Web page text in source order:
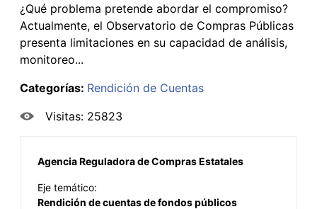
¿Qué problema pretende abordar el compromiso?
Actualmente, el Observatorio de Compras Públicas
presenta limitaciones en su capacidad de análisis,
monitoreo...
Categorías: Rendición de Cuentas
Visitas: 25823
Agencia Reguladora de Compras Estatales
Eje temático:
Rendición de cuentas de fondos públicos